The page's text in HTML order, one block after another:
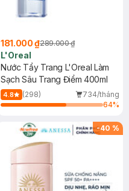
181.000 ₫289.000 ₫
L'Oreal
Nước Tẩy Trang L'Oreal Làm
Sạch Sâu Trang Điểm 400ml
4.8 (298)
734/tháng
64%
-40 %